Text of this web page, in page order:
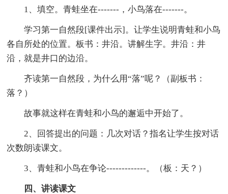
1、填空。青蛙坐在-------，小鸟落在-------。
学习第一自然段[课件出示]。让学生说明青蛙和小鸟
各自所处的位置。板书：井沿。讲解生字。井沿：井
沿，就是井口的边沿。
齐读第一自然段，为什么用“落”呢？（副板书：
落？）
故事就这样在青蛙和小鸟的邂逅中开始了。
2、回答提出的问题：几次对话？指名让学生按对话
次数朗读课文。
3、青蛙和小鸟在争论-------------。（板：天？）
四、讲读课文